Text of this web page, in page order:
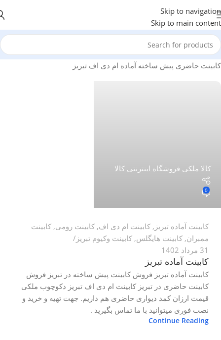
Skip to navigation
Skip to main content
کابینت حاضری پیش ساخته آماده ام دی اف تبریز
کالا ملکی فروشگاه اینترنتی کالا
0
کابینت آماده تبریز , کابینت ام دی اف, کابینت رومی, کابینت
ممبران, کابینت هایگلس, کابینت وکیوم تبریز
31 مرداد 1402
کابینت آماده تبریز
کابینت آماده تبریز فروش کابینت پیش ساخته در تبریز فروش
کابینت حاضری در تبریز کابینت ام دی اف تبریز دکوچوب ملکی
قیمت ارزان کمد دیواری حاضری هم داریم. جهت تهیه و خرید و
نصب فوری میتوانید با ما تماس بگیرید .
Continue Reading